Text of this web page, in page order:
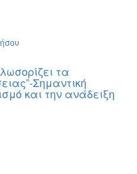
τα
Σημαντική
και την ανάδειξη